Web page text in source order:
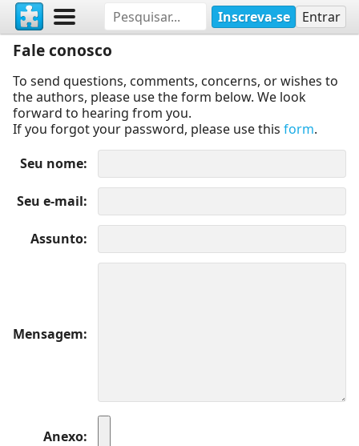
Inscreva-se Entrar
Fale conosco
To send questions, comments, concerns, or wishes to
the authors, please use the form below. We look
forward to hearing from you.
If you forgot your password, please use this form.
Seu nome
Seu e-mail
Assunto
Mensagem
Anexo